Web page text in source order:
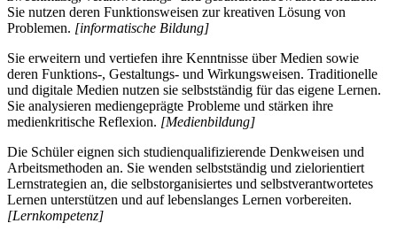
Sie nutzen deren Funktionsweisen zur kreativen Lösung von
Problemen. [informatische Bildung]
Sie erweitern und vertiefen ihre Kenntnisse über Medien sowie
deren Funktions-, Gestaltungs- und Wirkungsweisen. Traditionelle
und digitale Medien nutzen sie selbstständig für das eigene Lernen.
Sie analysieren mediengeprägte Probleme und stärken ihre
medienkritische Reflexion. [Medienbildung]
Die Schüler eignen sich studienqualifizierende Denkweisen und
Arbeitsmethoden an. Sie wenden selbstständig und zielorientiert
Lernstrategien an, die selbstorganisiertes und selbstverantwortetes
Lernen unterstützen und auf lebenslanges Lernen vorbereiten.
[Lernkompetenz]